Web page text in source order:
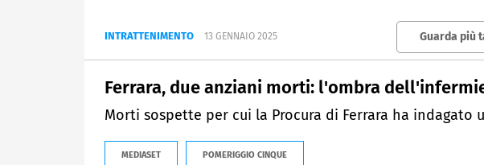
INTRATTENIMENTO 13 GENNAIO 2025 Guarda più
Ferrara, due anziani morti: l'ombra
Morti sospette per cui la Procura di Ferrara ha indagato
MEDIASET POMERIGGIO CINQUE